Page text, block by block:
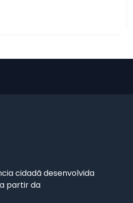
cidadã desenvolvida
partir da